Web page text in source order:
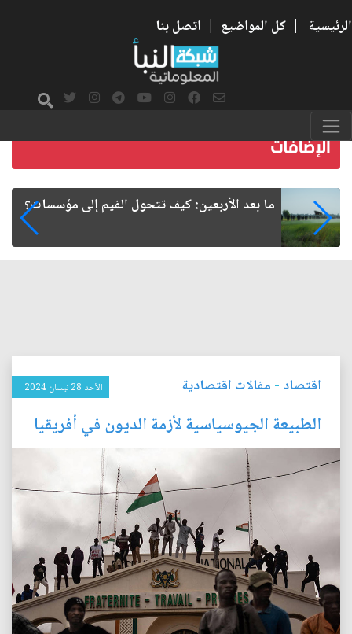
الرئيسية | كل المواضيع | اتصل بنا
الأربعين.. قضية تتجاوز الدسائس
اقتصاد - مقالات اقتصادية الأحد 28 نيسان 2024
الطبيعة الجيوسياسية لأزمة الديون في أفريقيا